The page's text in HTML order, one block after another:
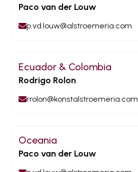
Paco van der Louw
p.vd.louw@alstroemeria.com
Ecuador & Colombia
Rodrigo Rolon
rrolon@konstalstroemeria.com
Oceania
Paco van der Louw